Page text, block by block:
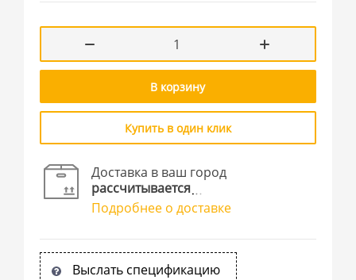
В корзину
Купить в один клик
Доставка в ваш город
рассчитывается
Подробнее о доставке
Выслать спецификацию